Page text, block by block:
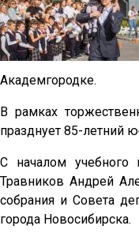
Академгородке.
В рамках
празднует 85-летний
С началом учебного
Травников Андрей
собрания и Совета
города Новосибирска.